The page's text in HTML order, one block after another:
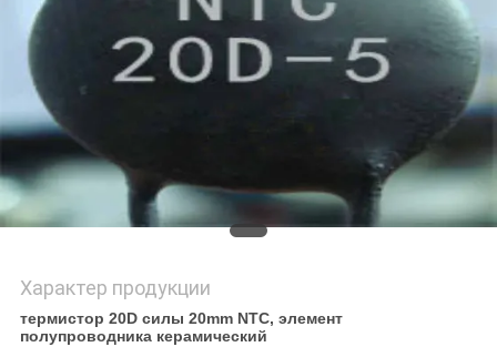
Характер продукции
термистор 20D силы 20mm NTC, элемент
полупроводника керамический